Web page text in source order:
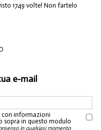
1749 volte! Non fartelo
e-mail
con informazioni
in questo modulo
in qualsiasi momento